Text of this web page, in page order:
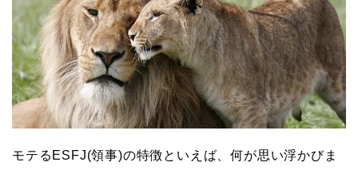
モテるESFJ(領事)の特徴といえば、何が思い浮かびま